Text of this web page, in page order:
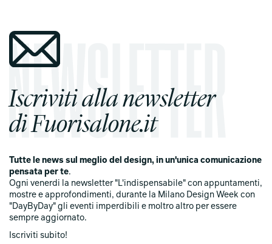
Iscriviti alla newsletter
di Fuorisalone.it
Tutte le news sul meglio del design, in un'unica comunicazione
pensata per te.
Ogni venerdi la newsletter "L'indispensabile" con appuntamenti,
mostre e approfondimenti, durante la Milano Design Week con
"DayByDay" gli eventi imperdibili e moltro altro per essere
sempre aggiornato.
Iscriviti subito!